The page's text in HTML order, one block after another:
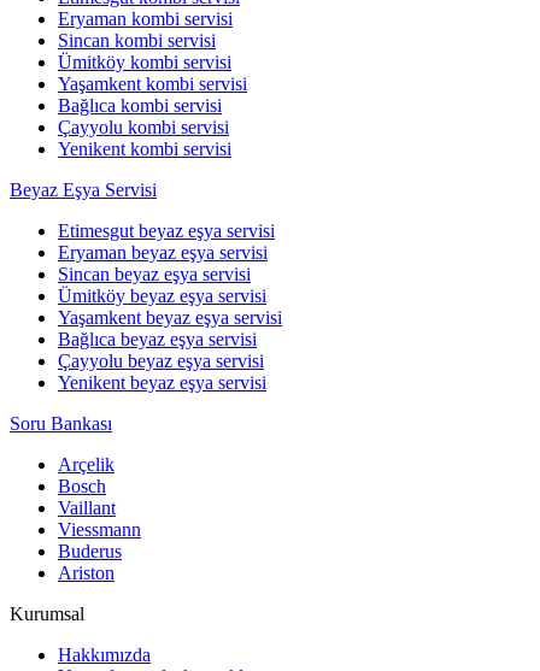
Eryaman kombi servisi
Sincan kombi servisi
Ümitköy kombi servisi
Yaşamkent kombi servisi
Bağlıca kombi servisi
Çayyolu kombi servisi
Yenikent kombi servisi
Beyaz Eşya Servisi
Etimesgut beyaz eşya servisi
Eryaman beyaz eşya servisi
Sincan beyaz eşya servisi
Ümitköy beyaz eşya servisi
Yaşamkent beyaz eşya servisi
Bağlıca beyaz eşya servisi
Çayyolu beyaz eşya servisi
Yenikent beyaz eşya servisi
Soru Bankası
Arçelik
Bosch
Vaillant
Viessmann
Buderus
Ariston
Kurumsal
Hakkımızda